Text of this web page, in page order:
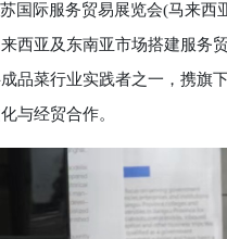
际服务贸易展览会(马来西
西亚及东南亚市场搭建服务
品菜行业实践者之一，携旗
与经贸合作。